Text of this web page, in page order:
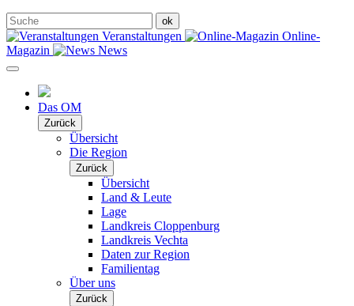
Veranstaltungen
Online-
Magazin
News
Das OM
Zurück
Übersicht
Die Region
Zurück
Übersicht
Land & Leute
Lage
Landkreis Cloppenburg
Landkreis Vechta
Daten zur Region
Familientag
Über uns
Zurück